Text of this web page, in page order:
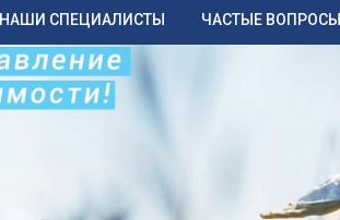
НАШИ СПЕЦИАЛИСТЫ ЧАСТЫЕ ВОПРОСЫ